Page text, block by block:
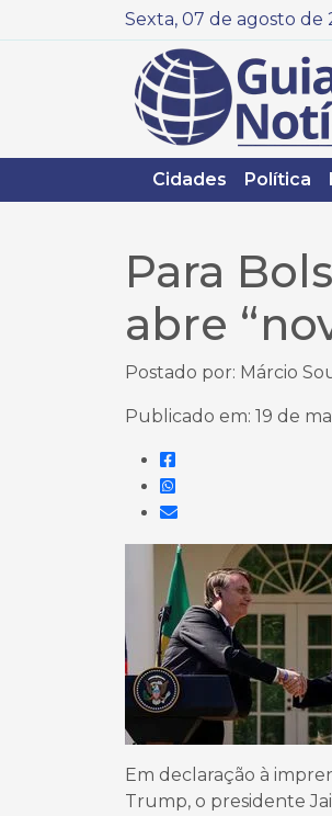
Sexta, 07 de agosto de
Cidades Política
Para
abre
Postado por: Márcio
Publicado em: 19 de
Em declaração à
Trump, o presidente